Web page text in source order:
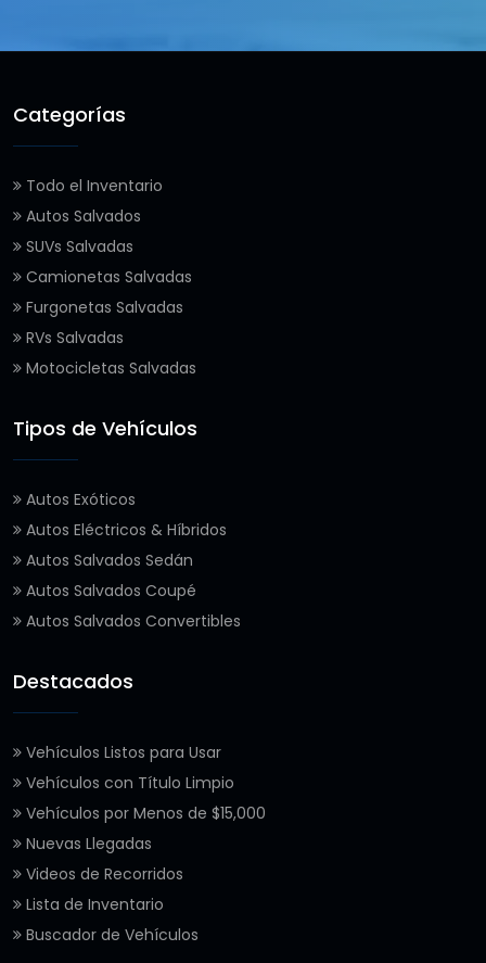
Categorías
Todo el Inventario
Autos Salvados
SUVs Salvadas
Camionetas Salvadas
Furgonetas Salvadas
RVs Salvadas
Motocicletas Salvadas
Tipos de Vehículos
Autos Exóticos
Autos Eléctricos & Híbridos
Autos Salvados Sedán
Autos Salvados Coupé
Autos Salvados Convertibles
Destacados
Vehículos Listos para Usar
Vehículos con Título Limpio
Vehículos por Menos de $15,000
Nuevas Llegadas
Videos de Recorridos
Lista de Inventario
Buscador de Vehículos